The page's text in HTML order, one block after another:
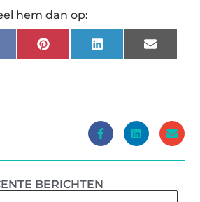
hem dan op:
PinterestLinkedInEmail
BERICHTEN